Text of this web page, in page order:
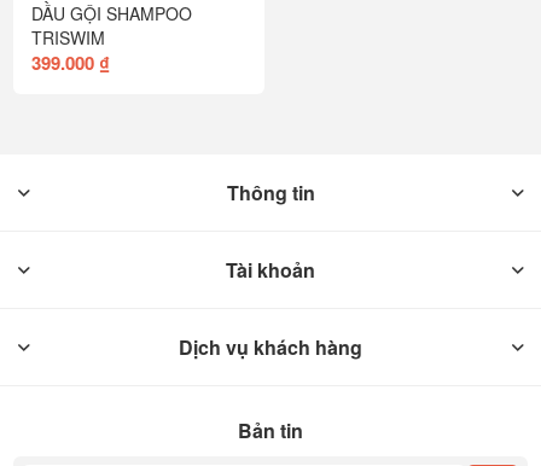
DẦU GỘI SHAMPOO
TRISWIM
399.000 ₫
Thông tin
Tài khoản
Dịch vụ khách hàng
Bản tin